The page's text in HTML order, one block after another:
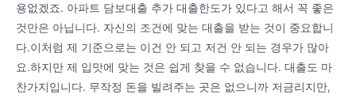
용없겠죠. 아파트 담보대출 추가 대출한도가 있다고 해서 꼭 좋은
것만은 아닙니다. 자신의 조건에 맞는 대출을 받는 것이 중요합니
다.이처럼 제 기준으로는 이건 안 되고 저건 안 되는 경우가 많아
요.하지만 제 입맛에 맞는 것은 쉽게 찾을 수 없습니다. 대출도 마
찬가지입니다. 무작정 돈을 빌려주는 곳은 없으니까 저금리지만,